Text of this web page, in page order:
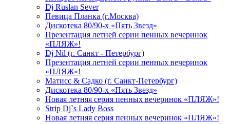
Dj Ruslan Sever
Певица Планка (г.Москва)
Дискотека 80/90-х «Пять Звезд»
Презентация летней серии пенных вечеринок
«ПЛЯЖ»!
Dj Nil (г. Санкт - Петербург)
Презентация летней серии пенных вечеринок
«ПЛЯЖ»!
Матисс & Садко (г. Санкт-Петербург)
Дискотека 80/90-х «Пять Звезд»
Новая летняя серия пенных вечеринок «ПЛЯЖ»!
Strip Dj`s Lady Boss
Новая летняя серия пенных вечеринок «ПЛЯЖ»!